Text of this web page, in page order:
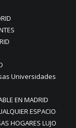
Universidades
EN MADRID
ESPACIO
HOGARES LUJO